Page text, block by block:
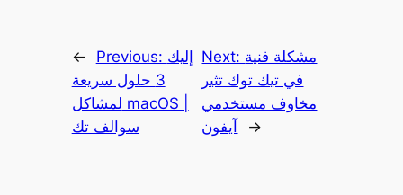
← Previous: إليك
3 حلول سريعة
لمشاكل macOS |
سوالف تك
Next: مشكلة فنية
في تيك توك تثير
مخاوف مستخدمي
آيفون
→